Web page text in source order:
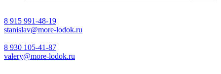
8 915 991-48-19
stanislav@more-lodok.ru
8 930 105-41-87
valery@more-lodok.ru